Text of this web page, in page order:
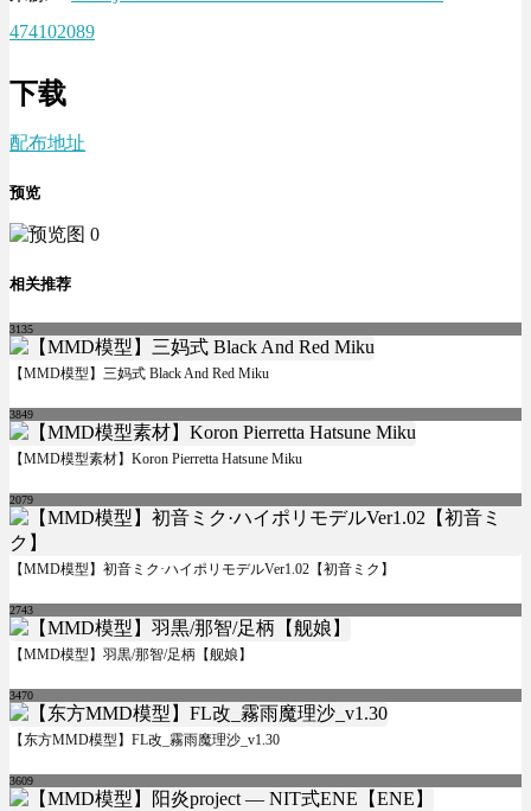
474102089
下载
配布地址
预览
相关推荐
3135
【MMD模型】三妈式 Black And Red Miku
3849
【MMD模型素材】Koron Pierretta Hatsune Miku
2079
【MMD模型】初音ミク·ハイポリモデルVer1.02【初音ミク】
2743
【MMD模型】羽黒/那智/足柄【舰娘】
3470
【东方MMD模型】FL改_霧雨魔理沙_v1.30
3609